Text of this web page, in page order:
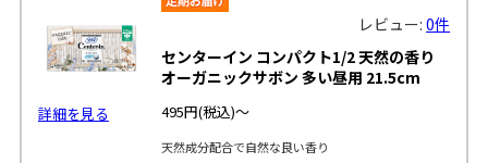
詳細を見る
レビュー:0件
センターイン コンパクト1/2 天然の香り
オーガニックサボン 多い昼用 21.5cm
495円(税込)～
天然成分配合で自然な良い香り